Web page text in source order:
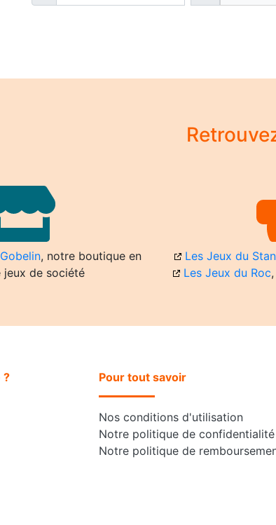
, notre boutique en
jeux de société
Les Jeux du Stan
Les Jeux du Roc
? Pour tout savoir
Nos conditions d'utilisation
Notre politique de confidentialité
Notre politique de